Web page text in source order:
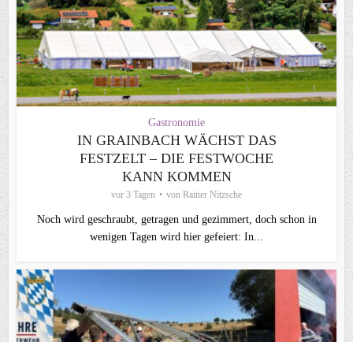
Gastronomie
IN GRAINBACH WÄCHST DAS
FESTZELT – DIE FESTWOCHE
KANN KOMMEN
vor 3 Tagen von Rainer Nitzsche
Noch wird geschraubt, getragen und gezimmert, doch schon in
wenigen Tagen wird hier gefeiert: In...